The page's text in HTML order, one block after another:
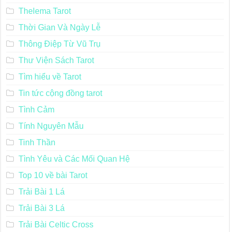
Thelema Tarot
Thời Gian Và Ngày Lễ
Thông Điệp Từ Vũ Trụ
Thư Viện Sách Tarot
Tìm hiểu về Tarot
Tin tức cộng đồng tarot
Tình Cảm
Tính Nguyên Mẫu
Tinh Thần
Tình Yêu và Các Mối Quan Hệ
Top 10 về bài Tarot
Trải Bài 1 Lá
Trải Bài 3 Lá
Trải Bài Celtic Cross